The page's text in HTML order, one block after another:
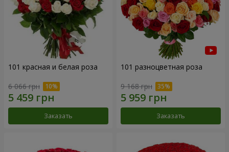
101 красная и белая роза
6 066 грн
Заказать
101 разноцветная роза
9 168 грн
Заказать